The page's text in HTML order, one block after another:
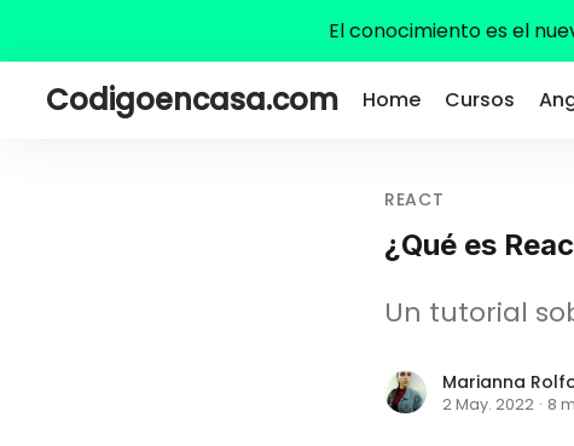
El conocimiento es el
Codigoencasa.com Home Cursos
REACT
¿Qué es
Un tutorial
Marianna
2 May. 2022 · 8